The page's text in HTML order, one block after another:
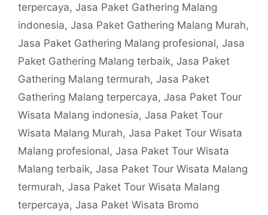
terpercaya, Jasa Paket Gathering Malang
indonesia, Jasa Paket Gathering Malang Murah,
Jasa Paket Gathering Malang profesional, Jasa
Paket Gathering Malang terbaik, Jasa Paket
Gathering Malang termurah, Jasa Paket
Gathering Malang terpercaya, Jasa Paket Tour
Wisata Malang indonesia, Jasa Paket Tour
Wisata Malang Murah, Jasa Paket Tour Wisata
Malang profesional, Jasa Paket Tour Wisata
Malang terbaik, Jasa Paket Tour Wisata Malang
termurah, Jasa Paket Tour Wisata Malang
terpercaya, Jasa Paket Wisata Bromo